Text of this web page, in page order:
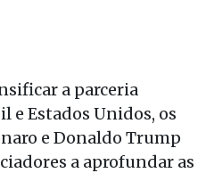
a parceria
e Estados Unidos, os
e Donaldo Trump
a aprofundar as